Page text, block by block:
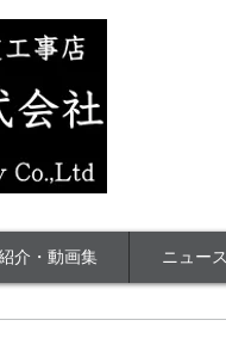
介・動画集 ニュース